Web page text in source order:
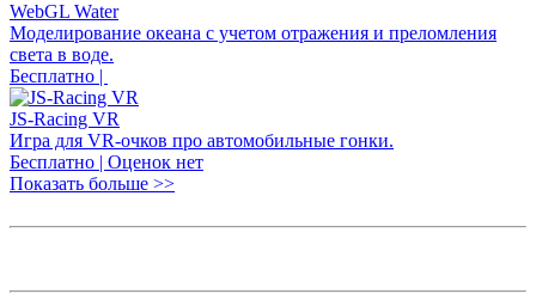
WebGL Water
Моделирование океана с учетом отражения и преломления
света в воде.
Бесплатно |
JS-Racing VR
Игра для VR-очков про автомобильные гонки.
Бесплатно | Оценок нет
Показать больше >>